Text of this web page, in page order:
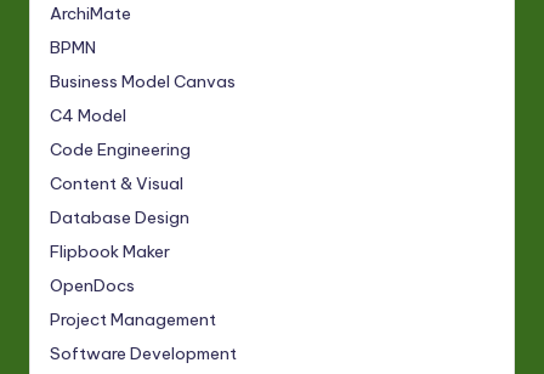
ArchiMate
BPMN
Business Model Canvas
C4 Model
Code Engineering
Content & Visual
Database Design
Flipbook Maker
OpenDocs
Project Management
Software Development